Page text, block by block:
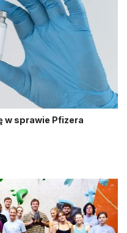
w sprawie Pfizera